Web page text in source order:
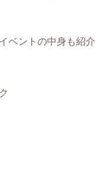
ベントの中身も紹介